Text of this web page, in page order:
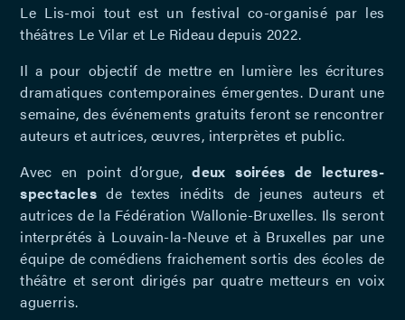
Le Lis-moi tout est un festival co-organisé par les
théâtres Le Vilar et Le Rideau depuis 2022.
Il a pour objectif de mettre en lumière les écritures
dramatiques contemporaines émergentes. Durant une
semaine, des événements gratuits feront se rencontrer
auteurs et autrices, œuvres, interprètes et public.
Avec en point d’orgue,deux soirées de lectures-
spectaclesde textes inédits de jeunes auteurs et
autrices de la Fédération Wallonie-Bruxelles. Ils seront
interprétés à Louvain-la-Neuve et à Bruxelles par une
équipe de comédiens fraichement sortis des écoles de
théâtre et seront dirigés par quatre metteurs en voix
aguerris.